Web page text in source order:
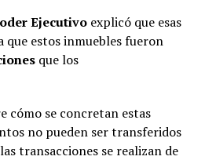
Ejecutivoexplicó que esas
que estos inmuebles fueron
que los
cómo se concretan estas
no pueden ser transferidos
transacciones se realizan de